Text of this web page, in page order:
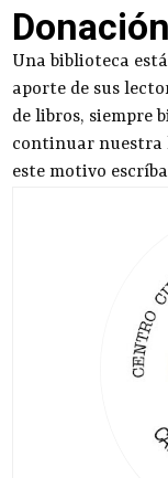
Una biblioteca
aporte de sus
de libros, siempre
continuar nuestra
este motivo